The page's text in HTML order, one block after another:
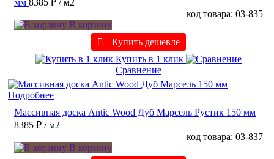
мм 8385 ₽ / м2
код товара: 03-835
В корзину
Купить дешевле
Купить в 1 клик
Сравнение
Подробнее
Массивная доска Antic Wood Дуб Марсель Рустик 150 мм
8385 ₽ / м2
код товара: 03-837
В корзину